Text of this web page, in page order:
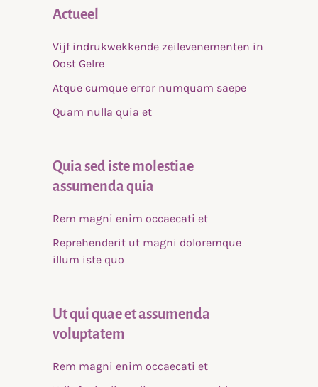
Actueel
Vijf indrukwekkende zeilevenementen in
Oost Gelre
Atque cumque error numquam saepe
Quam nulla quia et
Quia sed iste molestiae
assumenda quia
Rem magni enim occaecati et
Reprehenderit ut magni doloremque
illum iste quo
Ut qui quae et assumenda
voluptatem
Rem magni enim occaecati et